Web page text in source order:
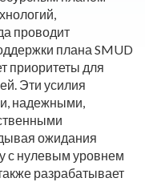
проводит
плана SMUD
приоритеты для
Эти усилия
надежными,
ожидания
с нулевым уровнем
разрабатывает